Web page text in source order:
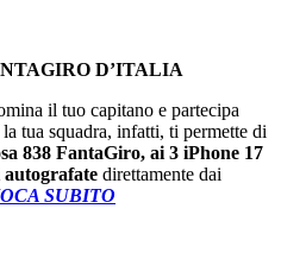
D’ITALIA
il tuo capitano e partecipa
tua squadra, infatti, ti permette di
838 FantaGiro, ai 3 iPhone 17
autografate direttamente dai
SUBITO